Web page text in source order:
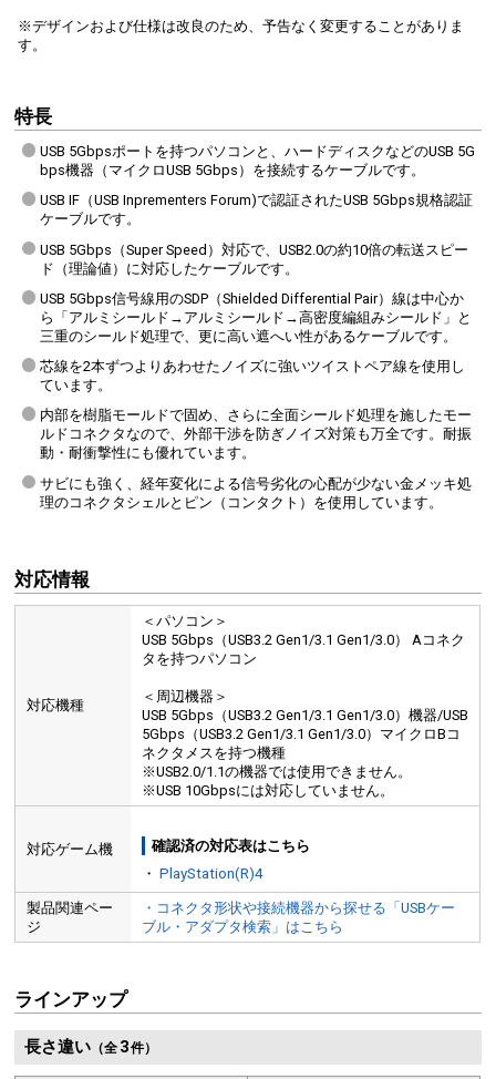
※デザインおよび仕様は改良のため、予告なく変更することがありま
す。
特長
USB 5Gbpsポートを持つパソコンと、ハードディスクなどのUSB 5G
bps機器（マイクロUSB 5Gbps）を接続するケーブルです。
USB IF（USB Inprementers Forum)で認証されたUSB 5Gbps規格認証
ケーブルです。
USB 5Gbps（Super Speed）対応で、USB2.0の約10倍の転送スピー
ド（理論値）に対応したケーブルです。
USB 5Gbps信号線用のSDP（Shielded Differential Pair）線は中心か
ら「アルミシールド→アルミシールド→高密度編組みシールド」と
三重のシールド処理で、更に高い遮へい性があるケーブルです。
芯線を2本ずつよりあわせたノイズに強いツイストペア線を使用し
ています。
内部を樹脂モールドで固め、さらに全面シールド処理を施したモー
ルドコネクタなので、外部干渉を防ぎノイズ対策も万全です。耐振
動・耐衝撃性にも優れています。
サビにも強く、経年変化による信号劣化の心配が少ない金メッキ処
理のコネクタシェルとピン（コンタクト）を使用しています。
対応情報
対応機種
＜パソコン＞
USB 5Gbps（USB3.2 Gen1/3.1 Gen1/3.0） Aコネク
タを持つパソコン
＜周辺機器＞
USB 5Gbps（USB3.2 Gen1/3.1 Gen1/3.0）機器/USB
5Gbps（USB3.2 Gen1/3.1 Gen1/3.0）マイクロBコ
ネクタメスを持つ機種
※USB2.0/1.1の機器では使用できません。
※USB 10Gbpsには対応していません。
対応ゲーム機
確認済の対応表はこちら
・PlayStation(R)4
製品関連ペー
ジ
・コネクタ形状や接続機器から探せる「USBケー
ブル・アダプタ検索」はこちら
ラインアップ
長さ違い（全 3件）